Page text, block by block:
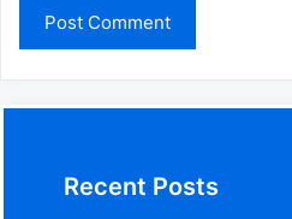
Recent Posts